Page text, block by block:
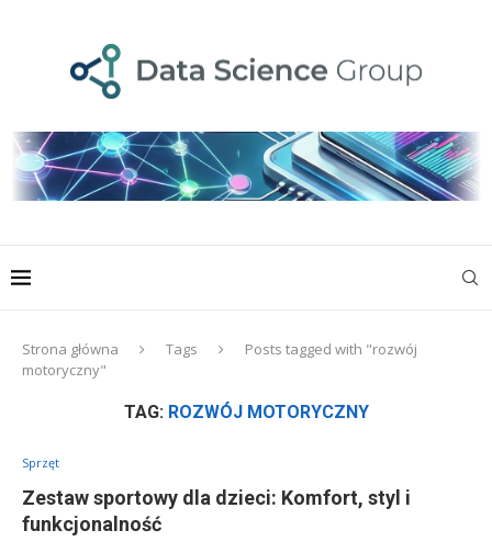
Strona główna Tags
Posts tagged with "rozwój
motoryczny"
TAG: ROZWÓJ MOTORYCZNY
Sprzęt
Zestaw sportowy dla dzieci: Komfort, styl i
funkcjonalność